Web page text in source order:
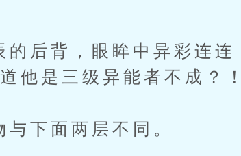
后背，眼眸中异彩连连
他是三级异能者不成？！
下面两层不同。